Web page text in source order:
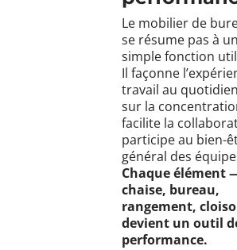
Le mobilier de
se résume pas à
simple fonction
Il façonne
travail au
sur la
facilite la
participe au bien-
général des
Chaque élément
chaise, bureau,
rangement,
devient un outil
performance.